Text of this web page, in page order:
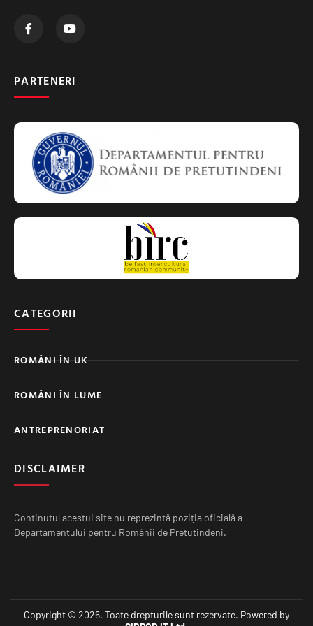
PARTENERI
CATEGORII
ROMÂNI ÎN UK
ROMÂNI ÎN LUME
ANTREPRENORIAT
DISCLAIMER
Conținutul acestui site nu reprezintă poziția oficială a
Departamentului pentru Românii de Pretutindeni.
Copyright © 2026. Toate drepturile sunt rezervate. Powered by